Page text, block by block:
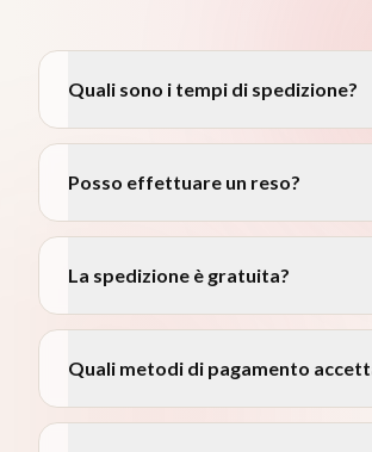
Quali sono i tempi di spedizione?
Posso effettuare un reso?
La spedizione è gratuita?
Quali metodi di pagamento